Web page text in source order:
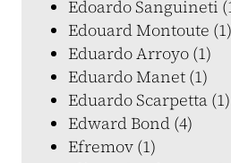
Edoardo Sanguineti
Edouard Montoute (1)
Eduardo Arroyo (1)
Eduardo Manet (1)
Eduardo Scarpetta (1)
Edward Bond (4)
Efremov (1)